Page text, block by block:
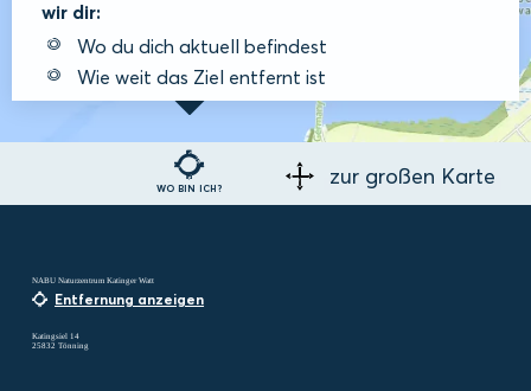
WO BIN ICH?
wir dir:
Wo du dich aktuell befindest
Wie weit das Ziel entfernt ist
zur großen Karte
NABU Naturzentrum Katinger Watt
Entfernung anzeigen
Katingsiel 14
25832 Tönning